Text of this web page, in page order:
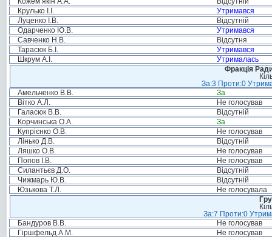
Крулько І.І.
Утримався
Луценко І.В.
Відсутній
Одарченко Ю.В.
Утримався
Савченко Н.В.
Відсутня
Тарасюк Б.І.
Утримався
Шкрум А.І.
Утрималась
Фракція
За:3 Проти:0
Амельченко В.В.
За
Вітко А.Л.
Не голосував
Галасюк В.В.
Відсутній
Корчинська О.А.
За
Купрієнко О.В.
Не голосував
Лінько Д.В.
Відсутній
Ляшко О.В.
Не голосував
Попов І.В.
Не голосував
Силантьєв Д.О.
Відсутній
Чижмарь Ю.В.
Відсутній
Юзькова Т.Л.
Не голосувала
За:7 Проти:0
Бандуров В.В.
Не голосував
Гіршфельд А.М.
Не голосував